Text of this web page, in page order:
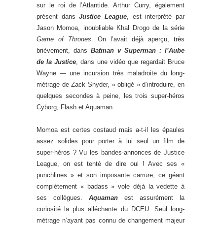
sur le roi de l’Atlantide. Arthur Curry, également
présent dansJustice League , est interprété par
Jason Momoa, inoubliable Khal Drogo de la série
Game of Thrones . On l’avait déjà aperçu, très
brièvement, dans Batman v Superman : l’Aube
de la Justice , dans une vidéo que regardait Bruce
Wayne — une incursion très maladroite du long-
métrage de Zack Snyder, « obligé » d’introduire, en
quelques secondes à peine, les trois super-héros
Cyborg, Flash et Aquaman.
Momoa est certes costaud mais a-t-il les épaules
assez solides pour porter à lui seul un film de
super-héros ? Vu les bandes-annonces de Justice
League, on est tenté de dire oui ! Avec ses «
punchlines » et son imposante carrure, ce géant
complètement « badass » vole déjà la vedette à
ses collègues. Aquaman est assurément la
curiosité la plus alléchante du DCEU. Seul long-
métrage n’ayant pas connu de changement majeur